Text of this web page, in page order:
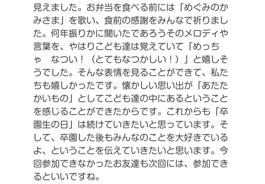
見えました。お弁当を食べる前には「めぐみのか
みさま」を歌い、食前の感謝をみんなで祈りまし
た。何年振りかに聞いたであろうそのメロディや
言葉を、やはりこども達は覚えていて「めっち
ゃ なつい！（とてもなつかしい！）」と嬉しそ
うでした。そんな表情を見ることができて、私た
ちも嬉しかったです。懐かしい思い出が「あたた
かいもの」としてこども達の中にあるということ
を感じることができたからです。これからも「卒
園生の日」は続けていきたいと思っています。そ
して、卒園した後もみんなのことを大好きでいる
よ、ということを伝えていきたいと思います。今
回参加できなかったお友達も次回には、参加でき
るといいですね。